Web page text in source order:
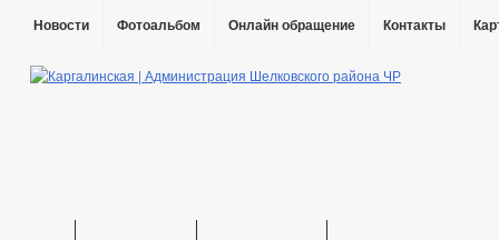
Новости Фотоальбом Онлайн обращение Контакты